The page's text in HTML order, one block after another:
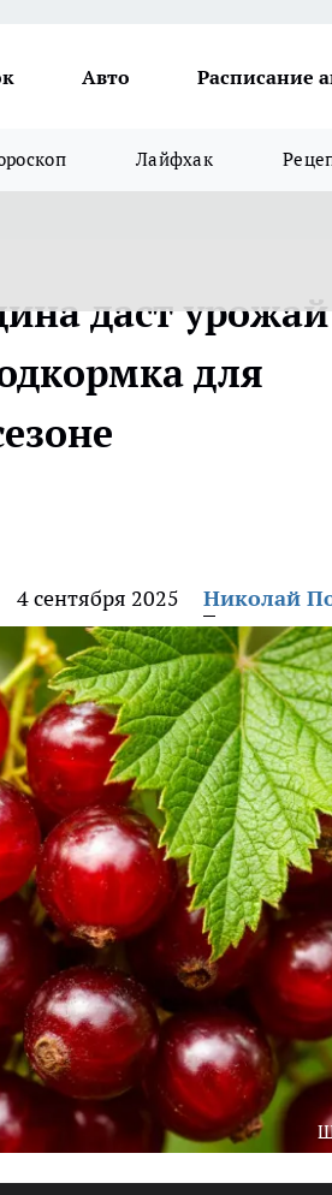
Авто Расписание
Лайфхак
даст
для
4 сентября 2025 Николай